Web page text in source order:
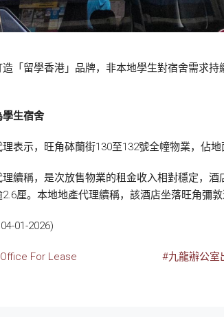
「留學香港」品牌，非本地學生對宿舍需求
生宿舍
表示，旺角砵蘭街130至132號全幢物業，佔
續稱，是次放售物業的租金收入相對穩定，
厘。本地地產代理續稱，該酒店坐落旺角彌
01-2026)
For Lease #九龍辦公室